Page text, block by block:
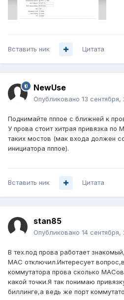
Вставить ник Цитата
NewUse
Опубликовано 13 сентября,
Поднимайте пппое с ближней к
У прова стоит хитрая привязка по
таких мостов (мак входа должен
инициатора пппое).
Вставить ник Цитата
stan85
Опубликовано 14 сентября,
В тех.под прова работает
MAC отключил.Интересует
коммутатора прова сколько
какой точки.Я так понимаю
биллинге,а ведь же порт